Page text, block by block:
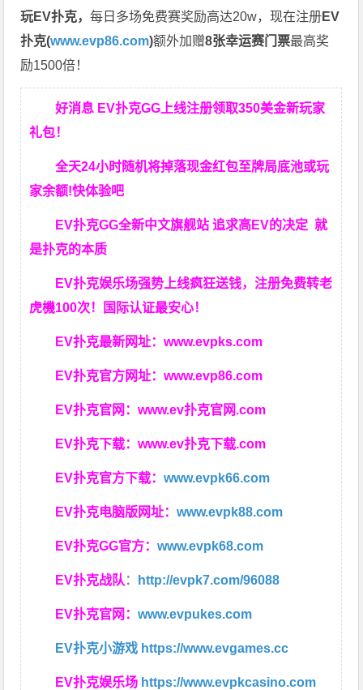
玩EV扑克，每日多场免费赛奖励高达20w，现在注册EV
扑克(www.evp86.com)额外加赠8张幸运赛门票最高奖
励1500倍！
好消息 EV扑克GG上线注册领取350美金新玩家
礼包！
全天24小时随机将掉落现金红包至牌局底池或玩
家余额!快体验吧
EV扑克GG全新中文旗舰站 追求高EV的决定就
是扑克的本质
EV扑克娱乐场强势上线疯狂送钱，注册免费转老
虎機100次！国际认证最安心！
EV扑克最新网址：www.evpks.com
EV扑克官方网址：www.evp86.com
EV扑克官网：www.ev扑克官网.com
EV扑克下载：www.ev扑克下载.com
EV扑克官方下载：www.evpk66.com
EV扑克电脑版网址：www.evpk88.com
EV扑克GG官方：www.evpk68.com
EV扑克战队 ： http://evpk7.com/96088
EV扑克官网：www.evpukes.com
EV扑克小游戏 https://www.evgames.cc
EV扑克娱乐场 https://www.evpkcasino.com